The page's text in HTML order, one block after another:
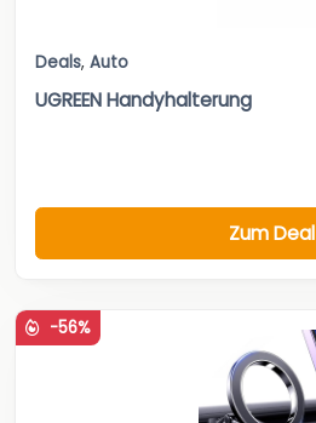
Deals, Auto
UGREEN Handyhalterung
Zum Deal
-56%